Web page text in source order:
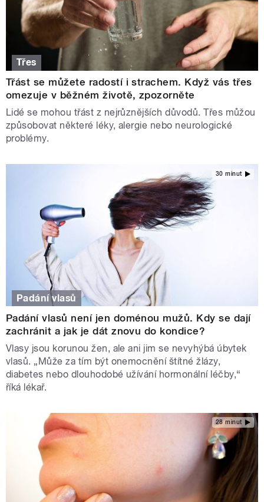
Třes
Třást se můžete radostí i strachem. Když vás třes
omezuje v běžném životě, zpozorněte
Lidé se mohou třást z nejrůznějších důvodů. Třes můžou
způsobovat některé léky, alergie nebo neurologické
problémy.
30 minut
Padání vlasů
Padání vlasů není jen doménou mužů. Kdy se dají
zachránit a jak je dát znovu do kondice?
Vlasy jsou korunou žen, ale ani jim se nevyhýbá úbytek
vlasů. „Může za tím být onemocnění štítné žlázy,
diabetes nebo dlouhodobé užívání hormonální léčby,“
říká lékař.
28 minut